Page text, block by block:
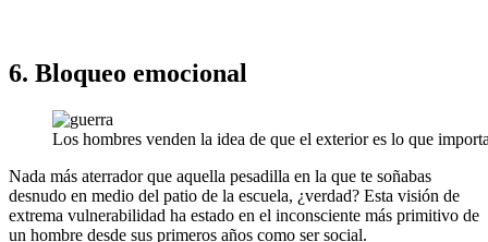
6. Bloqueo emocional
Los hombres venden la idea de que el exterior es lo que
Nada más aterrador que aquella pesadilla en la que te soñabas
desnudo en medio del patio de la escuela, ¿verdad? Esta visión de
extrema vulnerabilidad ha estado en el inconsciente más primitivo de
un hombre desde sus primeros años como ser social.